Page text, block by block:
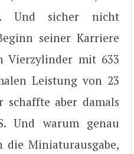
Und sicher nicht
seiner Karriere
Vierzylinder mit 633
Leistung von 23
schaffte aber damals
Und warum genau
die Miniaturausgabe,